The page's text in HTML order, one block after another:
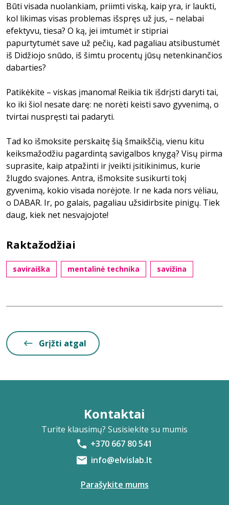
Būti visada nuolankiam, priimti viską, kaip yra, ir laukti,
kol likimas visas problemas išspręs už jus, – nelabai
efektyvu, tiesa? O ką, jei imtumėt ir stipriai
papurtytumėt save už pečių, kad pagaliau atsibustumėt
iš Didžiojo snūdo, iš šimtu procentų jūsų netenkinančios
dabarties?
Patikėkite – viskas įmanoma! Reikia tik išdrįsti daryti tai,
ko iki šiol nesate darę: ne norėti keisti savo gyvenimą, o
tvirtai nuspręsti tai padaryti.
Tad ko išmoksite perskaitę šią šmaikščią, vienu kitu
keiksmažodžiu pagardintą savigalbos knygą? Visų pirma
suprasite, kaip atpažinti ir įveikti įsitikinimus, kurie
žlugdo svajones. Antra, išmoksite susikurti tokį
gyvenimą, kokio visada norėjote. Ir ne kada nors vėliau,
o DABAR. Ir, po galais, pagaliau užsidirbsite pinigų. Tiek
daug, kiek net nesvajojote!
Raktažodžiai
saviraiška mentalinė technika savižina
Grįžti atgal
Kontaktai
Turite klausimų? Susisiekite su mumis
+370 667 80 541
info@elvislab.lt
Parašykite mums